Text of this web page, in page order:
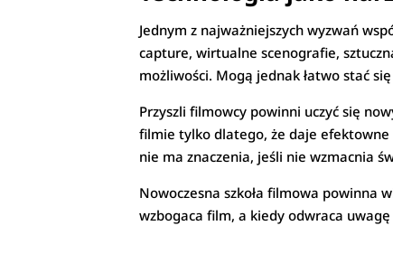
Jednym z najważniejszych wyzwań
capture, wirtualne scenografie,
możliwości. Mogą jednak łatwo stać
Przyszli filmowcy powinni uczyć się
filmie tylko dlatego, że daje efektowne
nie ma znaczenia, jeśli nie wzmacnia
Nowoczesna szkoła filmowa powinna
wzbogaca film, a kiedy odwraca